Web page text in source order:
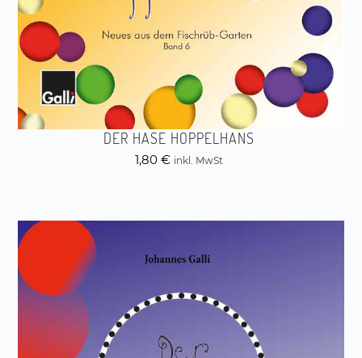
DER HASE HOPPELHANS
1,80 € inkl. MwSt